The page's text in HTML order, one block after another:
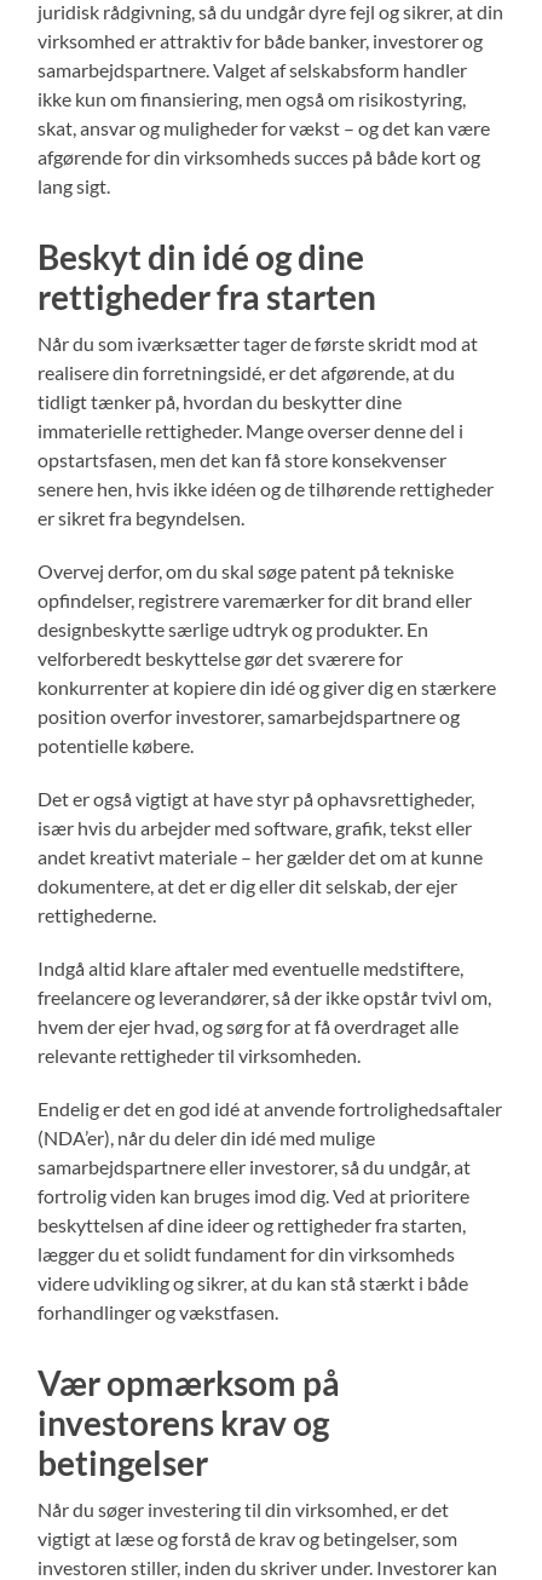
juridisk rådgivning, så du undgår dyre fejl og sikrer, at din
virksomhed er attraktiv for både banker, investorer og
samarbejdspartnere. Valget af selskabsform handler
ikke kun om finansiering, men også om risikostyring,
skat, ansvar og muligheder for vækst – og det kan være
afgørende for din virksomheds succes på både kort og
lang sigt.
Beskyt din idé og dine
rettigheder fra starten
Når du som iværksætter tager de første skridt mod at
realisere din forretningsidé, er det afgørende, at du
tidligt tænker på, hvordan du beskytter dine
immaterielle rettigheder. Mange overser denne del i
opstartsfasen, men det kan få store konsekvenser
senere hen, hvis ikke idéen og de tilhørende rettigheder
er sikret fra begyndelsen.
Overvej derfor, om du skal søge patent på tekniske
opfindelser, registrere varemærker for dit brand eller
designbeskytte særlige udtryk og produkter. En
velforberedt beskyttelse gør det sværere for
konkurrenter at kopiere din idé og giver dig en stærkere
position overfor investorer, samarbejdspartnere og
potentielle købere.
Det er også vigtigt at have styr på ophavsrettigheder,
især hvis du arbejder med software, grafik, tekst eller
andet kreativt materiale – her gælder det om at kunne
dokumentere, at det er dig eller dit selskab, der ejer
rettighederne.
Indgå altid klare aftaler med eventuelle medstiftere,
freelancere og leverandører, så der ikke opstår tvivl om,
hvem der ejer hvad, og sørg for at få overdraget alle
relevante rettigheder til virksomheden.
Endelig er det en god idé at anvende fortrolighedsaftaler
(NDA’er), når du deler din idé med mulige
samarbejdspartnere eller investorer, så du undgår, at
fortrolig viden kan bruges imod dig. Ved at prioritere
beskyttelsen af dine ideer og rettigheder fra starten,
lægger du et solidt fundament for din virksomheds
videre udvikling og sikrer, at du kan stå stærkt i både
forhandlinger og vækstfasen.
Vær opmærksom på
investorens krav og
betingelser
Når du søger investering til din virksomhed, er det
vigtigt at læse og forstå de krav og betingelser, som
investoren stiller, inden du skriver under. Investorer kan